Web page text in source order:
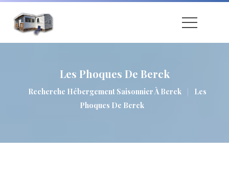
Les Phoques De Berck
Recherche Hébergement Saisonnier À Berck |
Les
Phoques De Berck